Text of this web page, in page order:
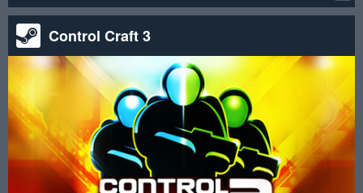
Control Craft 3